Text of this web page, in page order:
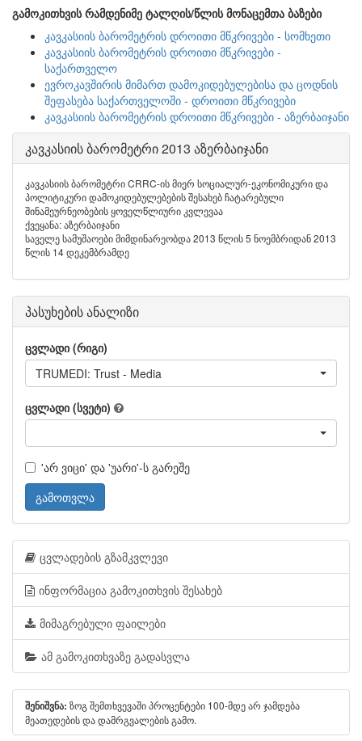
გამოკითხვის რამდენიმე ტალღის/წლის მონაცემთა ბაზები
კავკასიის ბარომეტრის დროითი მწკრივები - სომხეთი
კავკასიის ბარომეტრის დროითი მწკრივები -
საქართველო
ევროკავშირის მიმართ დამოკიდებულებისა და ცოდნის
შეფასება საქართველოში - დროითი მწკრივები
კავკასიის ბარომეტრის დროითი მწკრივები - აზერბაიჯანი
კავკასიის ბარომეტრი 2013 აზერბაიჯანი
კავკასიის ბარომეტრი CRRC-ის მიერ სოციალურ-ეკონომიკური და
პოლიტიკური დამოკიდებულებების შესახებ ჩატარებული
შინამეურნეობების ყოველწლიური კვლევაა
ქვეყანა: აზერბაიჯანი
საველე სამუშაოები მიმდინარეობდა 2013 წლის 5 ნოემბრიდან 2013
წლის 14 დეკემბრამდე
პასუხების ანალიზი
ცვლადი (რიგი)
TRUMEDI: Trust - Media
ცვლადი (სვეტი)
'არ ვიცი' და 'უარი'-ს გარეშე
გამოთვლა
ცვლადების გზამკვლევი
ინფორმაცია გამოკითხვის შესახებ
მიმაგრებული ფაილები
ამ გამოკითხვაზე გადასვლა
შენიშვნა: ზოგ შემთხვევაში პროცენტები 100-მდე არ ჯამდება
მეათედების და დამრგვალების გამო.